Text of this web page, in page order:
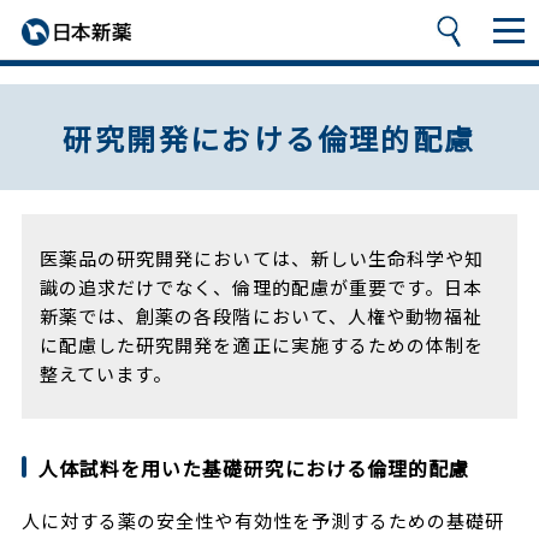
研究開発における倫理的配慮
医薬品の研究開発においては、新しい生命科学や知
識の追求だけでなく、倫理的配慮が重要です。日本
新薬では、創薬の各段階において、人権や動物福祉
に配慮した研究開発を適正に実施するための体制を
整えています。
人体試料を用いた基礎研究における倫理的配慮
人に対する薬の安全性や有効性を予測するための基礎研